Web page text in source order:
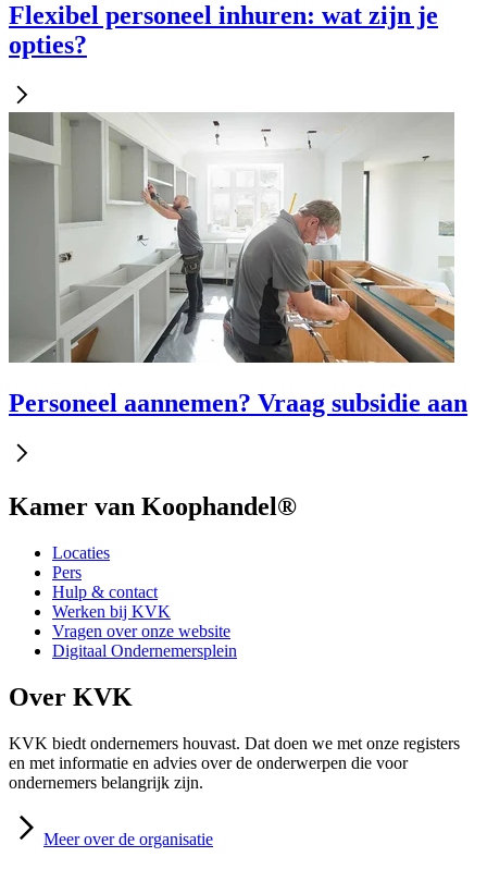
Flexibel personeel inhuren: wat zijn je
opties?
Personeel aannemen? Vraag subsidie aan
Kamer van Koophandel®
Locaties
Pers
Hulp & contact
Werken bij KVK
Vragen over onze website
Digitaal Ondernemersplein
Over KVK
KVK biedt ondernemers houvast. Dat doen we met onze registers
en met informatie en advies over de onderwerpen die voor
ondernemers belangrijk zijn.
Meer over de organisatie